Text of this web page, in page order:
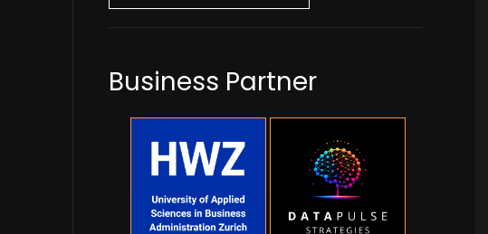
Business Partner